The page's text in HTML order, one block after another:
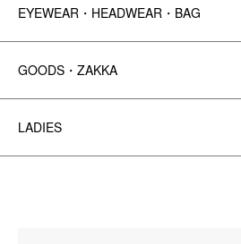
EYEWEAR・HEADWEAR・BAG
GOODS・ZAKKA
LADIES